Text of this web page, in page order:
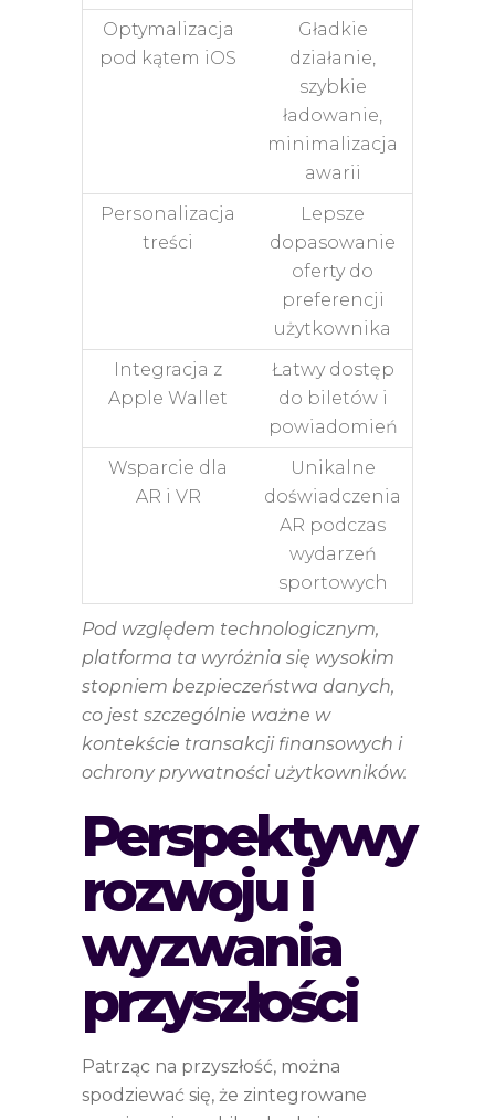
Optymalizacja
pod kątem iOS
Gładkie
działanie,
szybkie
ładowanie,
minimalizacja
awarii
Personalizacja
treści
Lepsze
dopasowanie
oferty do
preferencji
użytkownika
Integracja z
Apple Wallet
Łatwy dostęp
do biletów i
powiadomień
Wsparcie dla
AR i VR
Unikalne
doświadczenia
AR podczas
wydarzeń
sportowych
Pod względem technologicznym,
platforma ta wyróżnia się wysokim
stopniem bezpieczeństwa danych,
co jest szczególnie ważne w
kontekście transakcji finansowych i
ochrony prywatności użytkowników.
Perspektywy
rozwoju i
wyzwania
przyszłości
Patrząc na przyszłość, można
spodziewać się, że zintegrowane